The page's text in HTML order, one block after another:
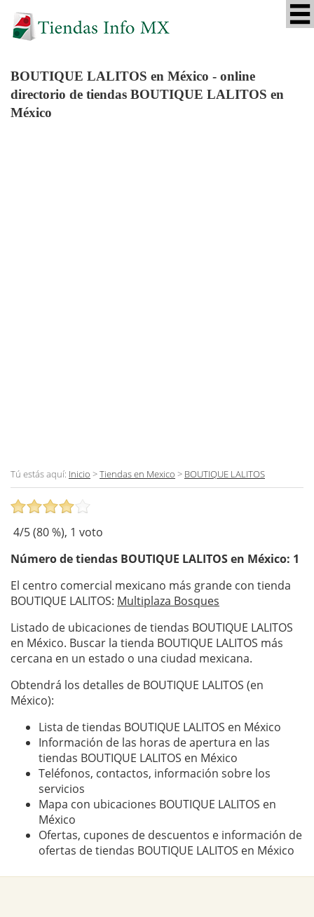
BOUTIQUE LALITOS en México - online
directorio de tiendas BOUTIQUE LALITOS en
México
Tú estás aquí: Inicio >Tiendas en Mexico > BOUTIQUE LALITOS
4/5 (80%), 1 voto
Número de tiendas BOUTIQUE LALITOSen México: 1
El centro comercial mexicano más grande con tienda
BOUTIQUE LALITOS: Multiplaza Bosques
Listado de ubicaciones de tiendas BOUTIQUE LALITOS
en México. Buscar la tienda BOUTIQUE LALITOS más
cercana en un estado o una ciudad mexicana.
Obtendrá los detalles de BOUTIQUE LALITOS (en
México):
Lista de tiendas BOUTIQUE LALITOS en México
Información de las horas de apertura en las
tiendas BOUTIQUE LALITOS en México
Teléfonos, contactos, información sobre los
servicios
Mapa con ubicaciones BOUTIQUE LALITOS en
México
Ofertas, cupones de descuentos e información de
ofertas de tiendas BOUTIQUE LALITOS en México